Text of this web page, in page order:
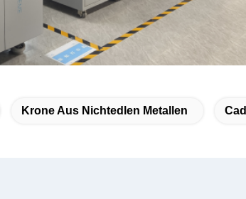
Krone Aus Nichtedlen Metallen